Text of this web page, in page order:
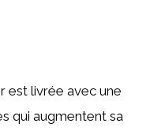
est livrée avec une
qui augmentent sa